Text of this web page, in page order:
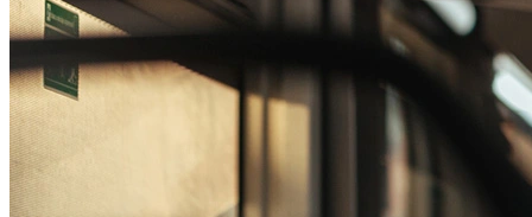
Passo 1/2
Institucional